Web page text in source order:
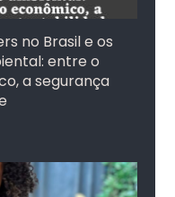
no Brasil e os
entre o
a segurança